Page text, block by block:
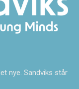
nye. Sandviks står